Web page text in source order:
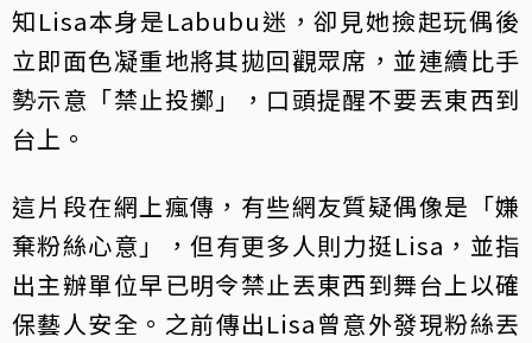
知Lisa本身是Labubu迷，卻見她撿起玩偶後
立即面色凝重地將其拋回觀眾席，並連續比手
勢示意「禁止投擲」，口頭提醒不要丟東西到
台上。
這片段在網上瘋傳，有些網友質疑偶像是「嫌
棄粉絲心意」，但有更多人則力挺Lisa，並指
出主辦單位早已明令禁止丟東西到舞台上以確
保藝人安全。之前傳出Lisa曾意外發現粉絲丟